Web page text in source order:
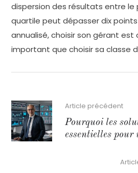
dispersion des résultats entre le
quartile peut dépasser dix
annualisé, choisir son gérant est
important que choisir sa classe
Article précédent
Pourquoi les
essentielles pour